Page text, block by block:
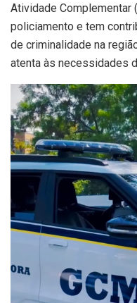
Atividade Complementar
policiamento e tem
de criminalidade na
atenta às necessidades